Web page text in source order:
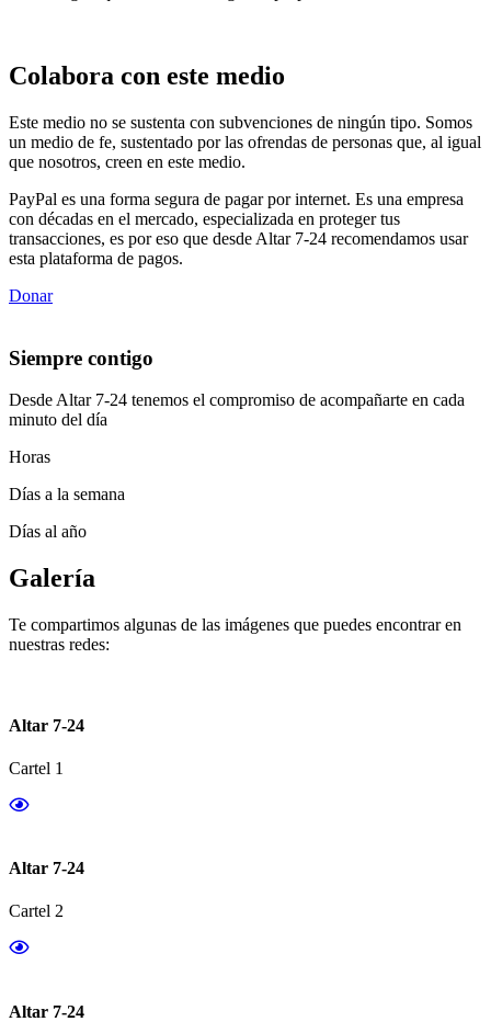
Colabora con este medio
Este medio no se sustenta con subvenciones de ningún tipo. Somos
un medio de fe, sustentado por las ofrendas de personas que, al igual
que nosotros, creen en este medio.
PayPal es una forma segura de pagar por internet. Es una empresa
con décadas en el mercado, especializada en proteger tus
transacciones, es por eso que desde Altar 7-24 recomendamos usar
esta plataforma de pagos.
Donar
Siempre contigo
Desde Altar 7-24 tenemos el compromiso de acompañarte en cada
minuto del día
Horas
Días a la semana
Días al año
Galería
Te compartimos algunas de las imágenes que puedes encontrar en
nuestras redes:
Altar 7-24
Cartel 1
Altar 7-24
Cartel 2
Altar 7-24